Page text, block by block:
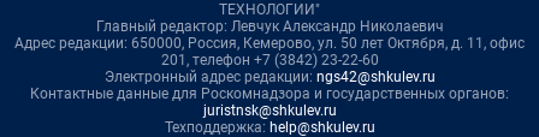
ТЕХНОЛОГИИ"
Главный редактор: Левчук Александр Николаевич
Адрес редакции: 650000, Россия, Кемерово, ул. 50 лет Октября, д. 11, офис
201, телефон +7 (3842) 23-22-60
Электронный адрес редакции: ngs42@shkulev.ru
Контактные данные для Роскомнадзора и государственных органов:
juristnsk@shkulev.ru
Техподдержка: help@shkulev.ru